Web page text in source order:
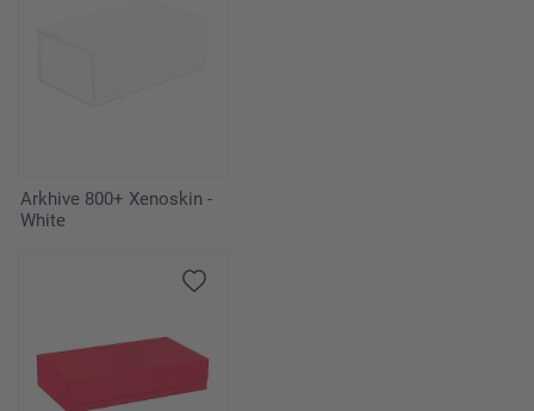
Arkhive 800+ Xenoskin -
White